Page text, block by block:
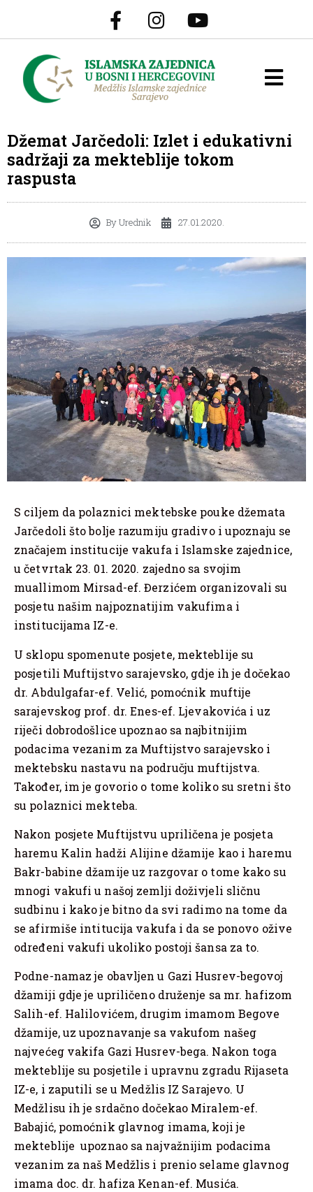
Džemat Jarčedoli: Izlet i edukativni
sadržaji za mekteblije tokom
raspusta
ByUrednik 27.01.2020.
S ciljem da polaznici mektebske pouke džemata
Jarčedoli što bolje razumiju gradivo i upoznaju se
značajem institucije vakufa i Islamske zajednice,
u četvrtak 23. 01. 2020. zajedno sa svojim
muallimom Mirsad-ef. Đerzićem organizovali su
posjetu našim najpoznatijim vakufima i
institucijama IZ-e.
U sklopu spomenute posjete, mekteblije su
posjetili Muftijstvo sarajevsko, gdje ih je dočekao
dr. Abdulgafar-ef. Velić, pomoćnik muftije
sarajevskog prof. dr. Enes-ef. Ljevakovića i uz
riječi dobrodošlice upoznao sa najbitnijim
podacima vezanim za Muftijstvo sarajevsko i
mektebsku nastavu na području muftijstva.
Također, im je govorio o tome koliko su sretni što
su polaznici mekteba.
Nakon posjete Muftijstvu upriličena je posjeta
haremu Kalin hadži Alijine džamije kao i haremu
Bakr-babine džamije uz razgovar o tome kako su
mnogi vakufi u našoj zemlji doživjeli sličnu
sudbinu i kako je bitno da svi radimo na tome da
se afirmiše intitucija vakufa i da se ponovo ožive
određeni vakufi ukoliko postoji šansa za to.
Podne-namaz je obavljen u Gazi Husrev-begovoj
džamiji gdje je upriličeno druženje sa mr. hafizom
Salih-ef. Halilovićem, drugim imamom Begove
džamije, uz upoznavanje sa vakufom našeg
najvećeg vakifa Gazi Husrev-bega. Nakon toga
mekteblije su posjetile i upravnu zgradu Rijaseta
IZ-e, i zaputili se u Medžlis IZ Sarajevo. U
Medžlisu ih je srdačno dočekao Miralem-ef.
Babajić, pomoćnik glavnog imama, koji je
mekteblije upoznao sa najvažnijim podacima
vezanim za naš Medžlis i prenio selame glavnog
imama doc. dr. hafiza Kenan-ef. Musića.